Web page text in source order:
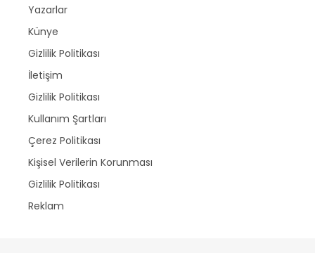
Yazarlar
Künye
Gizlilik Politikası
İletişim
Gizlilik Politikası
Kullanım Şartları
Çerez Politikası
Kişisel Verilerin Korunması
Gizlilik Politikası
Reklam